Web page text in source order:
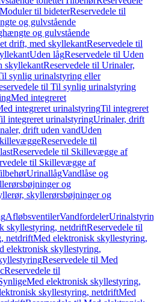
Moduler til bideterReservedele til
og gulvstående
og gulvstående
drift, med skyllekantReservedele til
Uden lågReservedele til Uden
skyllekantReservedele til Urinaler,
synlig urinalstyring eller
til Til synlig urinalstyring
Med integreret
integreret urinalstyringTil integreret
integreret urinalstyringUrinaler, drift
drift uden vandUden
Reservedele til
Reservedele til Skillevægge af
til Skillevægge af
UrinallågVandlåse og
og
skyllerørsbøjninger og
AfløbsventilerVandfordeler
skyllestyring, netdriftReservedele til
netdriftMed elektronisk skyllestyring,
elektronisk skyllestyring,
Reservedele til Med
Reservedele til
Med elektronisk skyllestyring,
skyllestyring, netdriftMed